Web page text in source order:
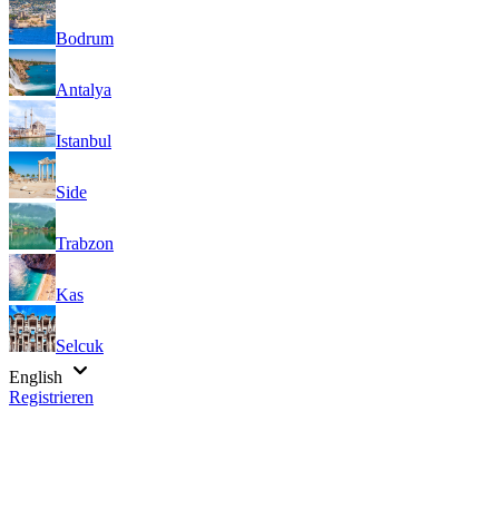
Bodrum
Antalya
Istanbul
Side
Trabzon
Kas
Selcuk
English
Registrieren